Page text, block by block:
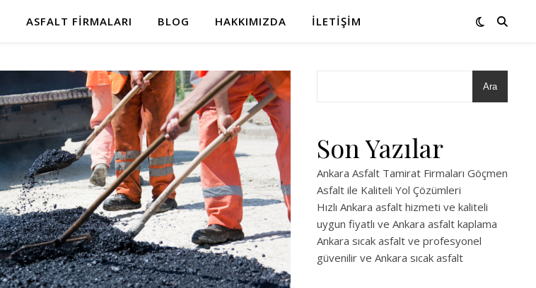
ASFALT FIRMALARI BLOG HAKKIMIZDA İLETIŞIM
Ara
Son Yazılar
Ankara Asfalt Tamirat Firmaları Göçmen
Asfalt ile Kaliteli Yol Çözümleri
Hızlı Ankara asfalt hizmeti ve kaliteli
uygun fiyatlı ve Ankara asfalt kaplama
Ankara sıcak asfalt ve profesyonel
güvenilir ve Ankara sıcak asfalt